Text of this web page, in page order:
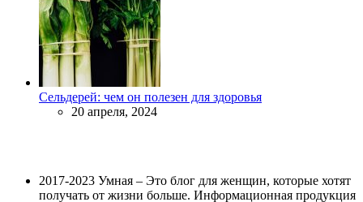
Сельдерей: чем он полезен для здоровья
20 апреля, 2024
2017-2023 Умная – Это блог для женщин, которые хотят
получать от жизни больше. Информационная продукция